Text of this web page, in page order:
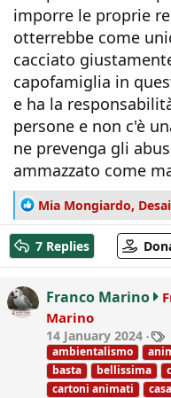
imporre le proprie
otterrebbe come
cacciato
capofamiglia in
e ha la
persone e non c'è
ne prevenga gli
ammazzato come
R
e
a
c
t
o
Mia Mongiardo,
7 Replies
Franco Marino
Marino
14 January 2024
T
a
g
s
ambientalismo
basta
bellissima
cartoni animati
casa